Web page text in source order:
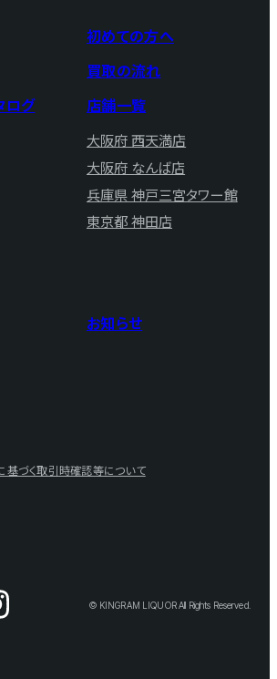
ログ
初めての方へ
買取の流れ
店舗一覧
大阪府 西天満店
大阪府 なんば店
兵庫県 神戸三宮タワー館
東京都 神田店
お知らせ
づく取引時確認等について
© KINGRAM LIQUOR All Rights Reserved.